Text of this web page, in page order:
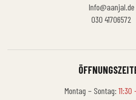
Info@aanjal.de
030 41706572
Montag – Sontag:11:30